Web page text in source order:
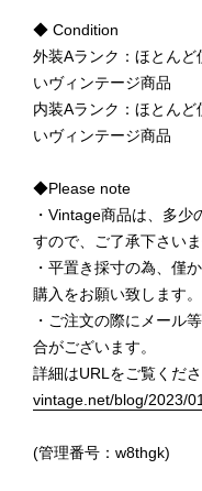
◆ Condition
外装Aランク：ほとん
いヴィンテージ商品
内装Aランク：ほとん
いヴィンテージ商品
◆Please note
・Vintage商品は、多
すので、ご了承下さいま
・平置き採寸の為、僅
購入をお願い致します。
・ご注文の際にメール
合がございます。
詳細はURLをご覧くださ
vintage.net/blog/2023/
(管理番号：w8thgk)